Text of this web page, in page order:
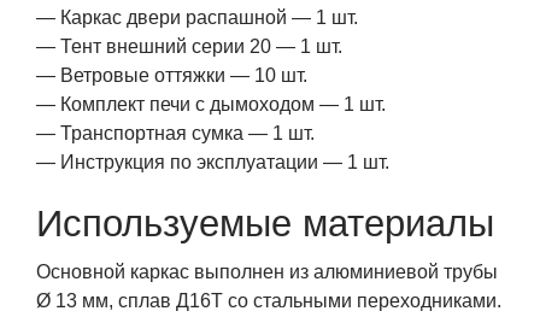
— Каркас двери распашной — 1 шт.
— Тент внешний серии 20 — 1 шт.
— Ветровые оттяжки — 10 шт.
— Комплект печи с дымоходом — 1 шт.
— Транспортная сумка — 1 шт.
— Инструкция по эксплуатации — 1 шт.
Используемые материалы
Основной каркас выполнен из алюминиевой трубы
Ø 13 мм, сплав Д16Т со стальными переходниками.